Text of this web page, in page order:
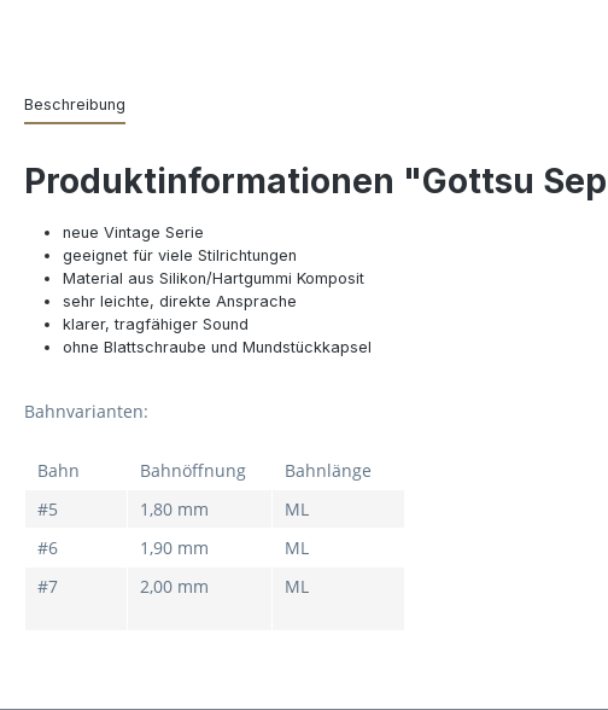
Beschreibung
Produktinformationen "Gottsu
neue Vintage Serie
geeignet für viele Stilrichtungen
Material aus Silikon/Hartgummi Komposit
sehr leichte, direkte Ansprache
klarer, tragfähiger Sound
ohne Blattschraube und Mundstückkapsel
Bahnvarianten:
Bahn Bahnöffnung
Bahnlänge
#5
1,80 mm
ML
#6
1,90 mm
ML
#7
2,00 mm ML